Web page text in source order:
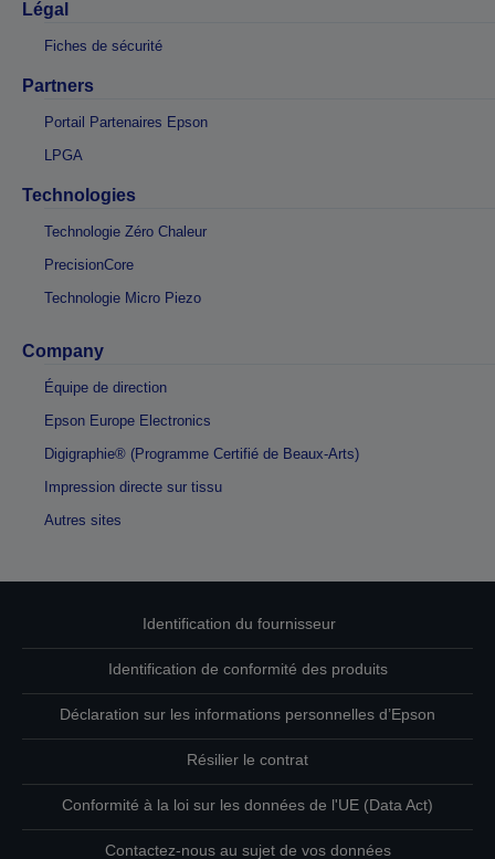
Légal
Fiches de sécurité
Partners
Portail Partenaires Epson
LPGA
Technologies
Technologie Zéro Chaleur
PrecisionCore
Technologie Micro Piezo
Company
Équipe de direction
Epson Europe Electronics
Digigraphie® (Programme Certifié de Beaux-Arts)
Impression directe sur tissu
Autres sites
Identification du fournisseur
Identification de conformité des produits
Déclaration sur les informations personnelles d’Epson
Résilier le contrat
Conformité à la loi sur les données de l'UE (Data Act)
Contactez-nous au sujet de vos données